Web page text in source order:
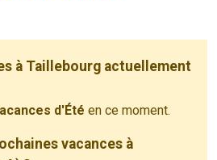
à Taillebourg actuellement
d'Été en ce moment.
vacances à